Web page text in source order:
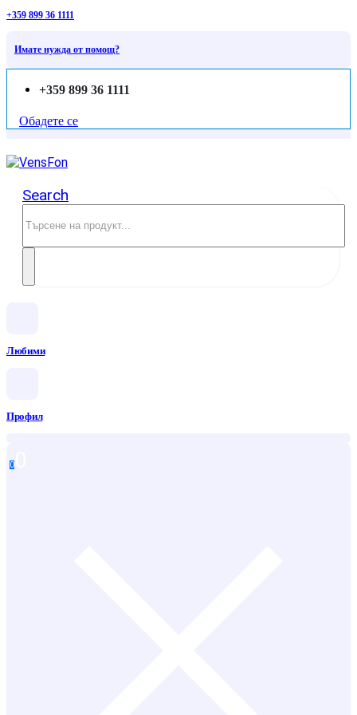
+359 899 36 1111
Имате нужда от помощ?
+359 899 36 1111
Обадете се
Search
Любими
Профил
0